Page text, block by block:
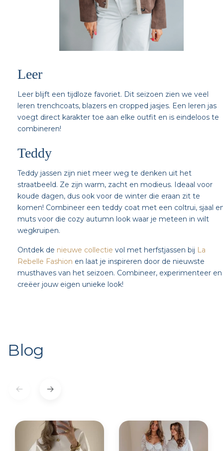
Leer
Leer blijft een tijdloze favoriet. Dit seizoen zien we veel
leren trenchcoats, blazers en cropped jasjes. Een leren jas
voegt direct karakter toe aan elke outfit en is eindeloos te
combineren!
Teddy
Teddy jassen zijn niet meer weg te denken uit het
straatbeeld. Ze zijn warm, zacht en modieus. Ideaal voor
koude dagen, dus ook voor de winter die eraan zit te
komen! Combineer een teddy coat met een coltrui, sjaal
muts voor die cozy autumn look waar je meteen in wilt
wegkruipen.
Ontdek de nieuwe collectie vol met herfstjassen bij La
Rebelle Fashion en laat je inspireren door de nieuwste
musthaves van het seizoen. Combineer, experimenteer en
creëer jouw eigen unieke look!
Blog